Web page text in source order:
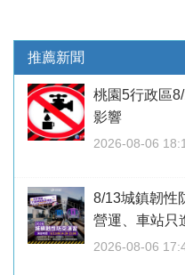
推薦新聞
桃園5行政區
影響
2026-08-06
8/13城鎮韌
營運、車站只
2026-08-06